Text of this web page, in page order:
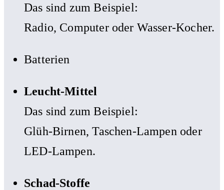
Das sind zum Beispiel:
Radio, Computer oder Wasser-Kocher.
Batterien
Leucht-Mittel
Das sind zum Beispiel:
Glüh-Birnen, Taschen-Lampen oder
LED-Lampen.
Schad-Stoffe